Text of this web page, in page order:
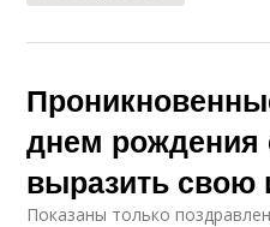
днем рождения
выразить свою
Показаны только